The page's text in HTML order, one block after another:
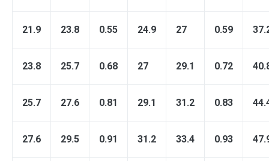
21.9 23.8 0.55 24.9 27 0.59
23.8 25.7 0.68 27 29.1 0.72
25.7 27.6 0.81 29.1 31.2 0.83
27.6 29.5 0.91 31.2 33.4 0.93